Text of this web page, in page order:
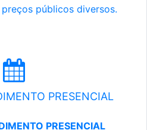
públicos diversos.
PRESENCIAL
PRESENCIAL